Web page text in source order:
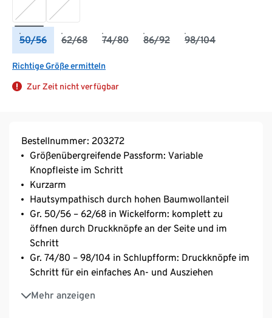
50/56 62/68 74/80 86/92 98/104
Richtige Größe ermitteln
Zur Zeit nicht verfügbar
Bestellnummer: 203272
Größenübergreifende Passform: Variable
Knopfleiste im Schritt
Kurzarm
Hautsympathisch durch hohen Baumwollanteil
Gr. 50/56 – 62/68 in Wickelform: komplett zu
öffnen durch Druckknöpfe an der Seite und im
Schritt
Gr. 74/80 – 98/104 in Schlupfform: Druckknöpfe im
Schritt für ein einfaches An- und Ausziehen
Mehr anzeigen
Waschbar bei 60 °C
Formbeständig